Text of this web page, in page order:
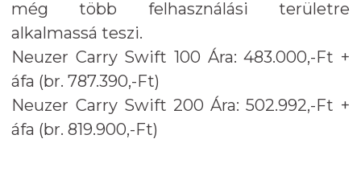
még több felhasználási területre
alkalmassá teszi.
Neuzer Carry Swift 100 Ára: 483.000,-Ft +
áfa (br. 787.390,-Ft)
Neuzer Carry Swift 200 Ára: 502.992,-Ft +
áfa (br. 819.900,-Ft)